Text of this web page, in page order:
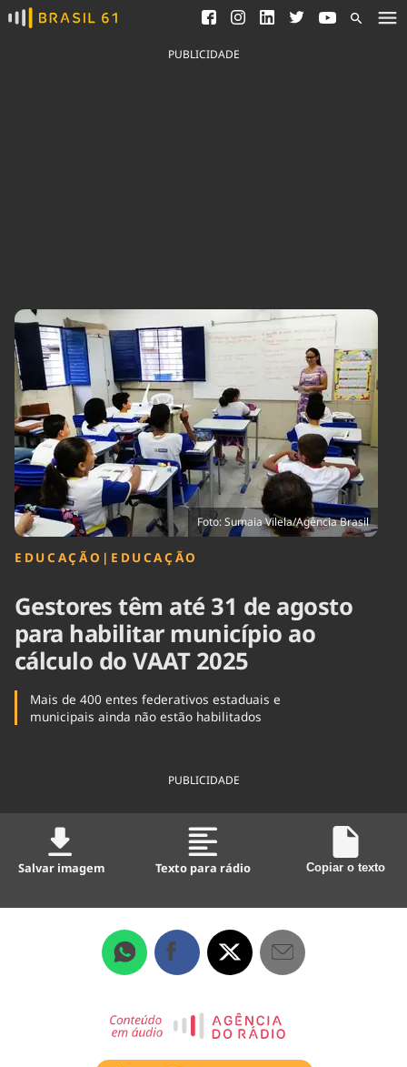
Ver todas as notícias
Saneamento
Indicadores
Agronegócios
Brasil
Brasil Mineral
Ciência &
Tecnologia
Cinema
Comportamento
Cultura
Economia
Educação
Infraestrutura
Internacional
Meio Ambiente
Podcast
Política
Saúde
Tempo
PUBLICIDADE
Foto: Sumaia Vilela/Agência Brasil
EDUCAÇÃO | EDUCAÇÃO
Gestores têm até 31 de agosto
para habilitar município ao
cálculo do VAAT 2025
Mais de 400 entes federativos estaduais e
municipais ainda não estão habilitados
PUBLICIDADE
Salvar imagem Texto para rádio Copiar o texto